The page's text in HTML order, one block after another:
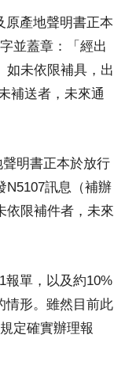
原產地聲明書正本
並蓋章：「經出
如未依限補具，出
補送者，未來通
明書正本於放行
N5107訊息（補辦
依限補件者，未來
報單，以及約10%
情形。雖然目前此
定確實辦理報